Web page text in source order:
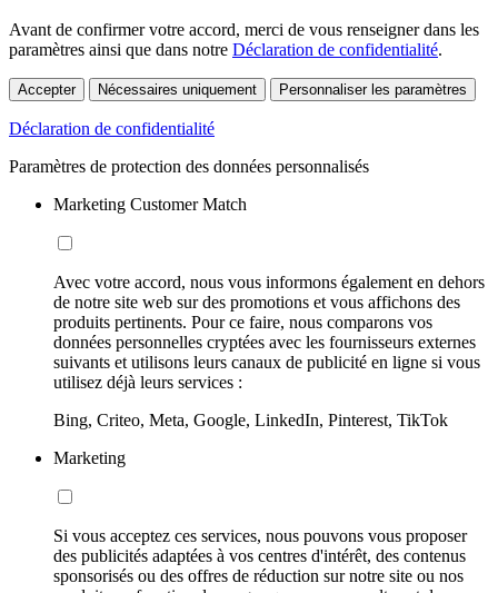
Avant de confirmer votre accord, merci de vous renseigner dans les
paramètres ainsi que dans notre Déclaration de confidentialité.
Accepter Nécessaires uniquement Personnaliser les paramètres
Déclaration de confidentialité
Paramètres de protection des données personnalisés
Marketing Customer Match
Avec votre accord, nous vous informons également en dehors
de notre site web sur des promotions et vous affichons des
produits pertinents. Pour ce faire, nous comparons vos
données personnelles cryptées avec les fournisseurs externes
suivants et utilisons leurs canaux de publicité en ligne si vous
utilisez déjà leurs services :
Bing, Criteo, Meta, Google, LinkedIn, Pinterest, TikTok
Marketing
Si vous acceptez ces services, nous pouvons vous proposer
des publicités adaptées à vos centres d'intérêt, des contenus
sponsorisés ou des offres de réduction sur notre site ou nos